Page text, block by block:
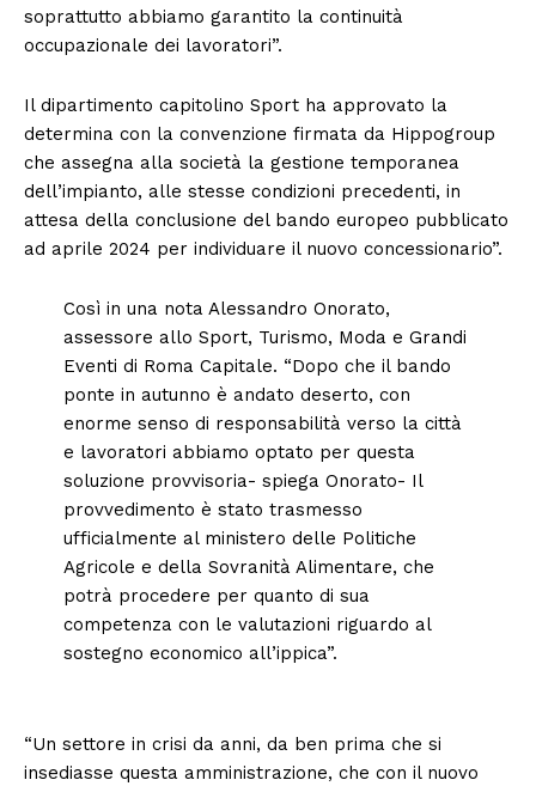
soprattutto abbiamo garantito la continuità
occupazionale dei lavoratori”.
Il dipartimento capitolino Sport ha approvato la
determina con la convenzione firmata da Hippogroup
che assegna alla società la gestione temporanea
dell’impianto, alle stesse condizioni precedenti, in
attesa della conclusione del bando europeo pubblicato
ad aprile 2024 per individuare il nuovo concessionario”.
Così in una nota Alessandro Onorato,
assessore allo Sport, Turismo, Moda e Grandi
Eventi di Roma Capitale. “Dopo che il bando
ponte in autunno è andato deserto, con
enorme senso di responsabilità verso la città
e lavoratori abbiamo optato per questa
soluzione provvisoria- spiega Onorato- Il
provvedimento è stato trasmesso
ufficialmente al ministero delle Politiche
Agricole e della Sovranità Alimentare, che
potrà procedere per quanto di sua
competenza con le valutazioni riguardo al
sostegno economico all’ippica”.
“Un settore in crisi da anni, da ben prima che si
insediasse questa amministrazione, che con il nuovo